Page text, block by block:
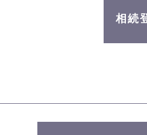
相続